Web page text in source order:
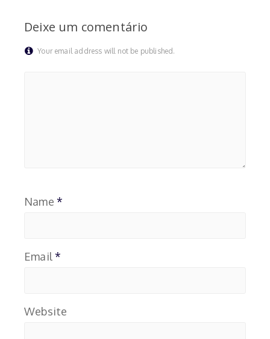
Deixe um comentário
Your email address will not be published.
Name *
Email*
Website